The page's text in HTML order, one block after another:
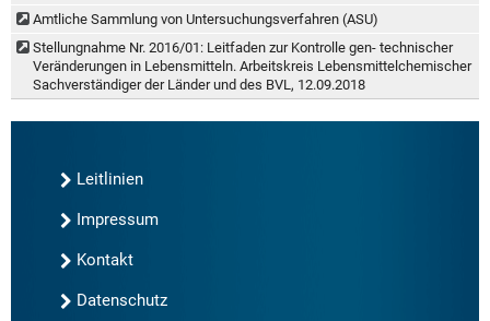
Amtliche Sammlung von Untersuchungsverfahren (ASU)
Stellungnahme Nr. 2016/01: Leitfaden zur Kontrolle gen- technischer
Veränderungen in Lebensmitteln. Arbeitskreis Lebensmittelchemischer
Sachverständiger der Länder und des BVL, 12.09.2018
Leitlinien
Impressum
Kontakt
Datenschutz